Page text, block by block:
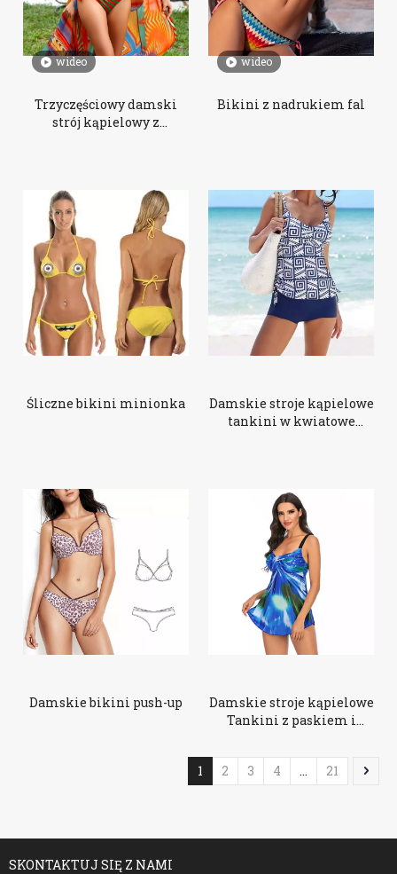
wideo
Trzyczęściowy damski
strój kąpielowy z
wideo
Bikini z nadrukiem fal
Śliczne bikini minionka
Damskie stroje kąpielowe
tankini w kwiatowe
Damskie bikini push-up
Damskie stroje kąpielowe
Tankini z paskiem i
rozmiarach
1
2 3 4 ... 21
SKONTAKTUJ SIĘ Z NAMI